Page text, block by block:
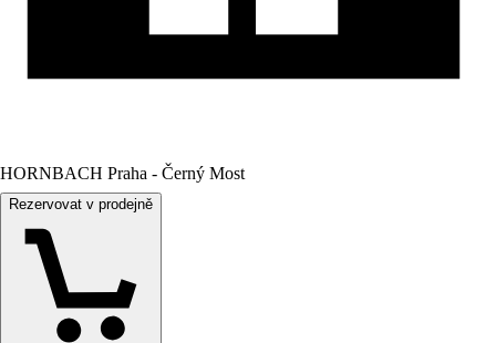
HORNBACH Praha - Černý Most
Rezervovat v prodejně